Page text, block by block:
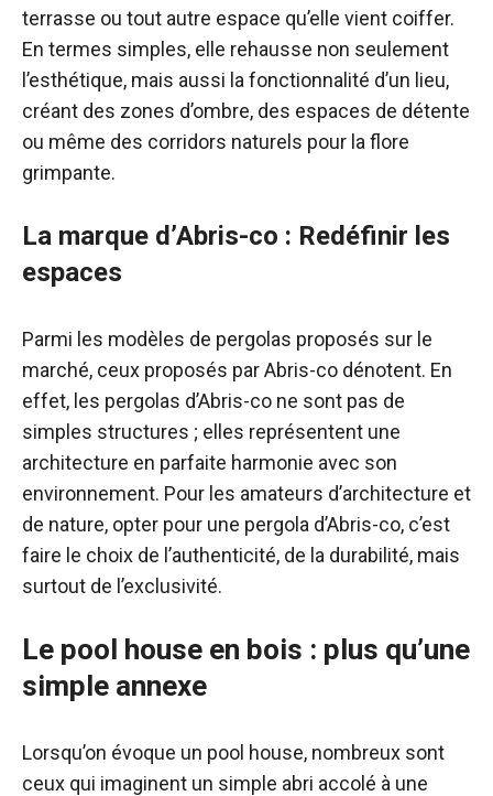
terrasse ou tout autre espace qu’elle vient coiffer.
En termes simples, elle rehausse non seulement
l’esthétique, mais aussi la fonctionnalité d’un lieu,
créant des zones d’ombre, des espaces de détente
ou même des corridors naturels pour la flore
grimpante.
La marque d’Abris-co : Redéfinir les
espaces
Parmi les modèles de pergolas proposés sur le
marché, ceux proposés par Abris-co dénotent. En
effet, les pergolas d’Abris-co ne sont pas de
simples structures ; elles représentent une
architecture en parfaite harmonie avec son
environnement. Pour les amateurs d’architecture et
de nature, opter pour une pergola d’Abris-co, c’est
faire le choix de l’authenticité, de la durabilité, mais
surtout de l’exclusivité.
Le pool house en bois : plus qu’une
simple annexe
Lorsqu’on évoque un pool house, nombreux sont
ceux qui imaginent un simple abri accolé à une